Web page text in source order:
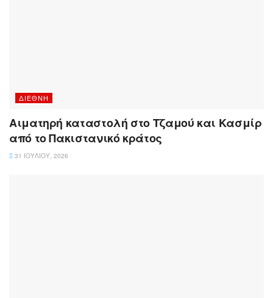
ΔΙΕΘΝΉ
Αιματηρή καταστολή στο Τζαμού και Κασμίρ
από το Πακιστανικό κράτος
31 ΙΟΥΛΊΟΥ, 2026